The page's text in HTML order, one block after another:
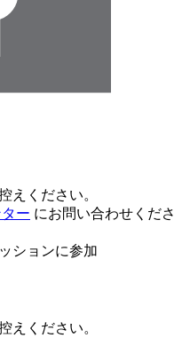
えください。
ー にお問い合わせくださ
ションに参加
えください。